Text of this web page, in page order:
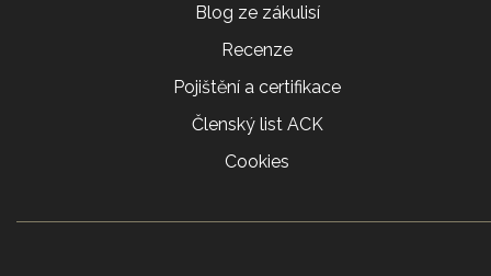
Blog ze zákulisí
Recenze
Pojištění a certifikace
Členský list ACK
Cookies